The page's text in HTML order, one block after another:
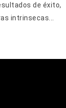
de éxito,
intrinsecas...